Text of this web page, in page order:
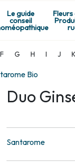
Le guide
conseil
Fleurs
F G H I J
Bio
Duo
Santarome